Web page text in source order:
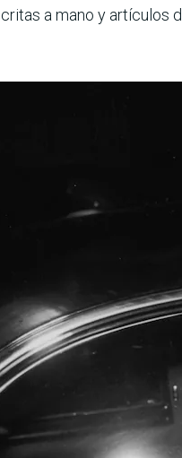
a mano y artículos